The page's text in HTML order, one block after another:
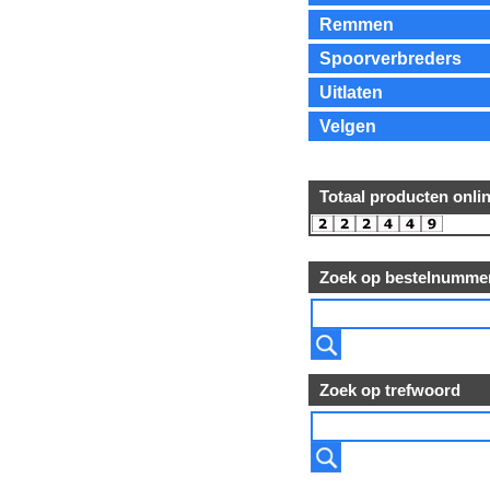
Remmen
Spoorverbreders
Uitlaten
Velgen
Totaal producten
Zoek op
Zoek op trefwoord